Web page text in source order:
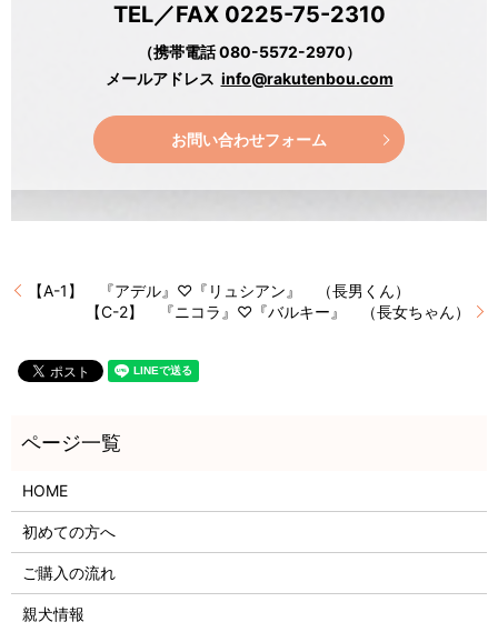
TEL／FAX 0225-75-2310
（携帯電話 080-5572-2970）
メールアドレス info@rakutenbou.com
お問い合わせフォーム
【A-1】 『アデル』♡『リュシアン』 （長男くん）
【C-2】 『ニコラ』♡『バルキー』 （長女ちゃん）
HOME
初めての方へ
ご購入の流れ
親犬情報